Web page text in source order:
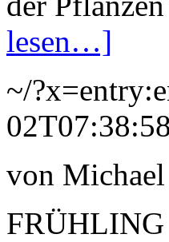
lesen…]
~/
von Michael
FRÜHLING